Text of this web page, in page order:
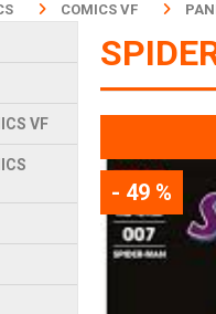
VF
COMICS VF
- 49 %